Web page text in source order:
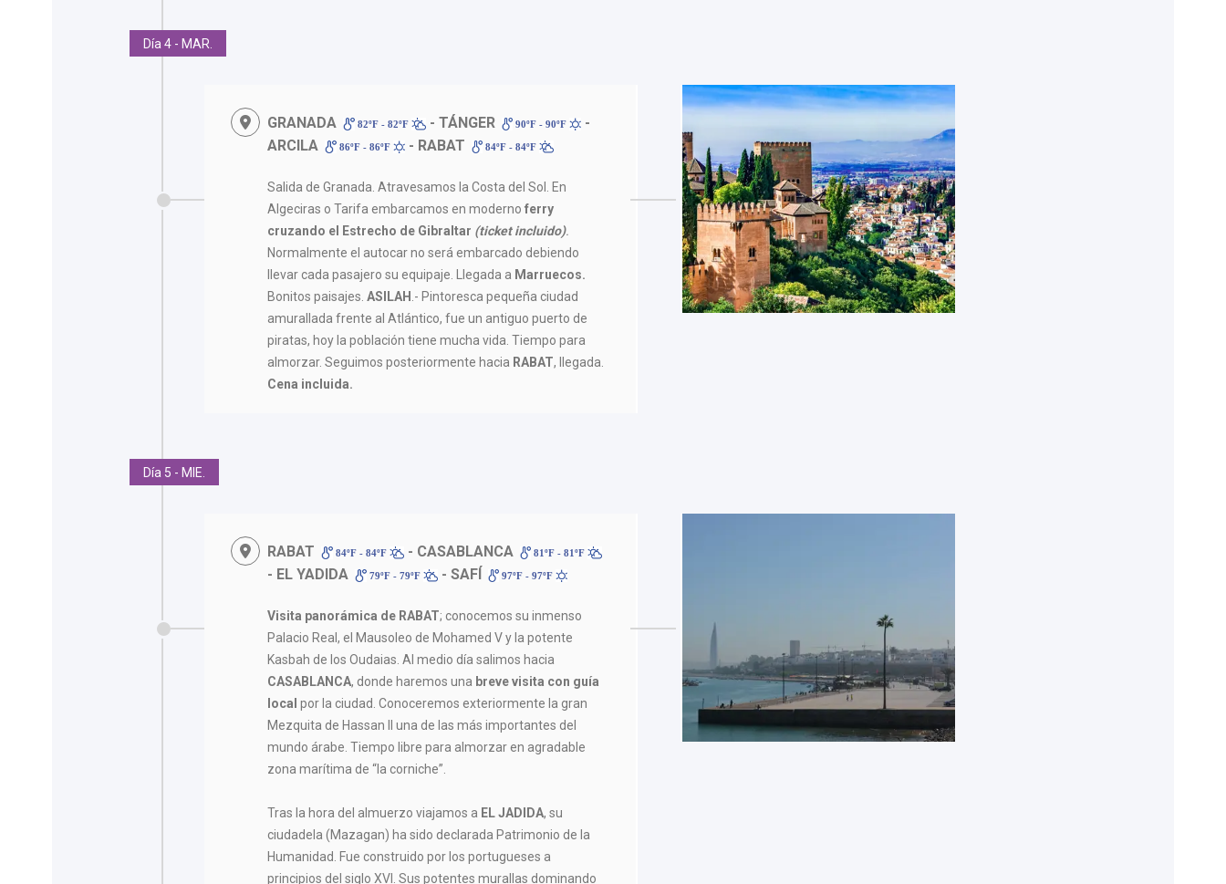
Día 4 - MAR.
GRANADA 82ºF - 82ºF - TÁNGER 90ºF - 90ºF
-
ARCILA
86ºF - 86ºF - RABAT 84ºF - 84ºF
Salida de Granada. Atravesamos la Costa del Sol. En
Algeciras o Tarifa embarcamos en modernoferry
cruzando el Estrecho de Gibraltar (ticket incluido).
Normalmente el autocar no será embarcado debiendo
llevar cada pasajero su equipaje. Llegada a Marruecos.
Bonitos paisajes.ASILAH .- Pintoresca pequeña ciudad
amurallada frente al Atlántico, fue un antiguo puerto de
piratas, hoy la población tiene mucha vida. Tiempo para
almorzar. Seguimos posteriormente hacia RABAT, llegada.
Cena incluida.
Día 5 - MIE.
RABAT 84ºF - 84ºF - CASABLANCA 81ºF - 81ºF
- EL YADIDA 79ºF - 79ºF - SAFÍ 97ºF - 97ºF
Visita panorámica de RABAT; conocemos su inmenso
Palacio Real, el Mausoleo de Mohamed V y la potente
Kasbah de los Oudaias. Al medio día salimos hacia
CASABLANCA, donde haremos una breve visita con guía
localpor la ciudad. Conoceremos exteriormente la gran
Mezquita de Hassan II una de las más importantes del
mundo árabe. Tiempo libre para almorzar en agradable
zona marítima de “la corniche”.
Tras la hora del almuerzo viajamos a EL JADIDA, su
ciudadela (Mazagan) ha sido declarada Patrimonio de la
Humanidad. Fue construido por los portugueses a
principios del siglo XVI. Sus potentes murallas dominando